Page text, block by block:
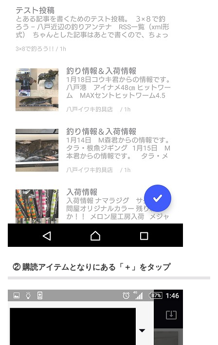
② 購読アイテムとなりにある「＋」をタップ